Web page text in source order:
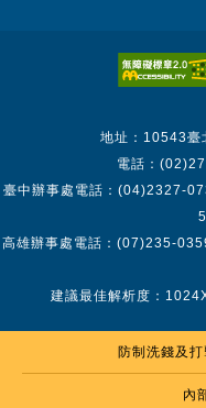
地址：10543臺
電話：
臺中辦事處電話：(04)2327-
高雄辦事處電話：(07)235-
建議最佳解析度：
防制洗錢及
內